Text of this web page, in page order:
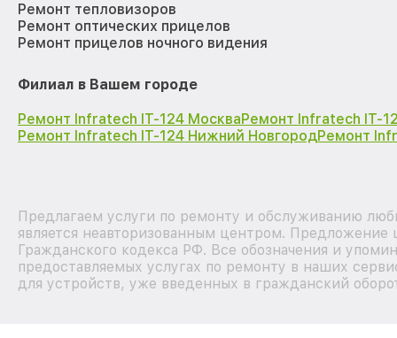
Ремонт тепловизоров
Ремонт оптических прицелов
Ремонт прицелов ночного видения
Филиал в Вашем городе
Ремонт Infratech IT-124 МоскваРемонт Infratech IT-
Ремонт Infratech IT-124 Нижний НовгородРемонт
Предлагаем услуги по ремонту и обслуживанию
является неавторизованным центром.
Гражданского кодекса РФ. Все обозначения и
предоставляемых услугах по ремонту в наших
для устройств, уже введенных в гражданский